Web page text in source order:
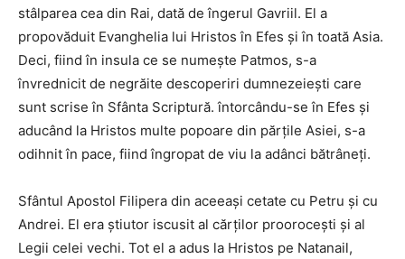
stâlparea cea din Rai, dată de îngerul Gavriil. El a
propovăduit Evan­ghelia lui Hristos în Efes şi în toată Asia.
Deci, fiind în insula ce se numeşte Patmos, s-a
învrednicit de negrăite descoperiri dumnezeieşti care
sunt scrise în Sfânta Scriptură. întorcându-se în Efes şi
aducând la Hristos multe popoare din părţile Asiei, s-a
odihnit în pace, fiind îngropat de viu la adânci bătrâneţi.
Sfântul Apostol Filipera din aceeaşi cetate cu Petru şi cu
Andrei. El era ştiutor iscusit al cărţilor prooroceşti şi al
Legii celei vechi. Tot el a adus la Hristos pe Natanail,